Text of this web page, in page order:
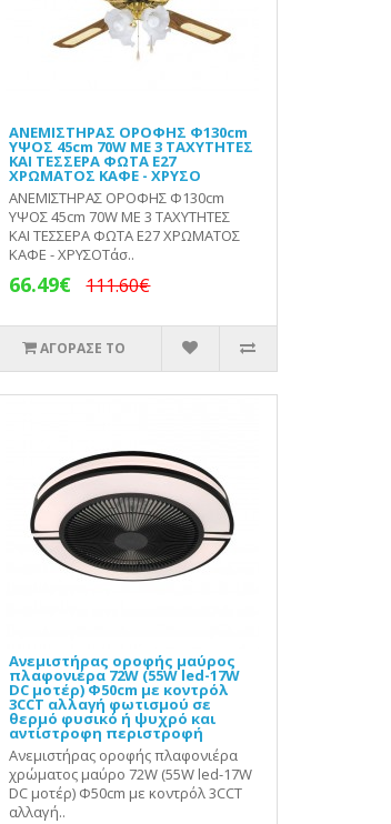
ΑΝΕΜΙΣΤΗΡΑΣ ΟΡΟΦΗΣ Φ130cm
ΥΨΟΣ 45cm 70W ΜΕ 3 ΤΑΧΥΤΗΤΕΣ
ΚΑΙ ΤΕΣΣΕΡΑ ΦΩΤΑ Ε27
ΧΡΩΜΑΤΟΣ ΚΑΦΕ - ΧΡΥΣΟ
ΑΝΕΜΙΣΤΗΡΑΣ ΟΡΟΦΗΣ Φ130cm
ΥΨΟΣ 45cm 70W ΜΕ 3 ΤΑΧΥΤΗΤΕΣ
ΚΑΙ ΤΕΣΣΕΡΑ ΦΩΤΑ Ε27 ΧΡΩΜΑΤΟΣ
ΚΑΦΕ - ΧΡΥΣΟΤάσ..
66.49€ 111.60€
ΑΓΟΡΑΣΕ ΤΟ
Ανεμιστήρας οροφής μαύρος
πλαφονιέρα 72W (55W led-17W
DC μοτέρ) Φ50cm με κοντρόλ
3CCT αλλαγή φωτισμού σε
θερμό φυσικό ή ψυχρό και
αντίστροφη περιστροφή
Ανεμιστήρας οροφής πλαφονιέρα
χρώματος μαύρο 72W (55W led-17W
DC μοτέρ) Φ50cm με κοντρόλ 3CCT
αλλαγή..